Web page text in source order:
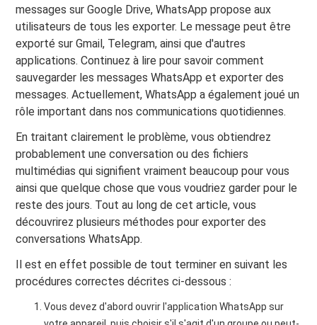
messages sur Google Drive, WhatsApp propose aux
utilisateurs de tous les exporter. Le message peut être
exporté sur Gmail, Telegram, ainsi que d'autres
applications. Continuez à lire pour savoir comment
sauvegarder les messages WhatsApp et exporter des
messages. Actuellement, WhatsApp a également joué un
rôle important dans nos communications quotidiennes.
En traitant clairement le problème, vous obtiendrez
probablement une conversation ou des fichiers
multimédias qui signifient vraiment beaucoup pour vous
ainsi que quelque chose que vous voudriez garder pour le
reste des jours. Tout au long de cet article, vous
découvrirez plusieurs méthodes pour exporter des
conversations WhatsApp.
Il est en effet possible de tout terminer en suivant les
procédures correctes décrites ci-dessous :
Vous devez d'abord ouvrir l'application WhatsApp sur